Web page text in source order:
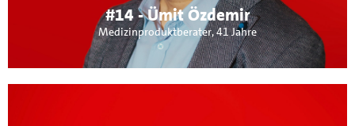
#14 - Ümit Özdemir
Medizinproduktberater, 41 Jahre